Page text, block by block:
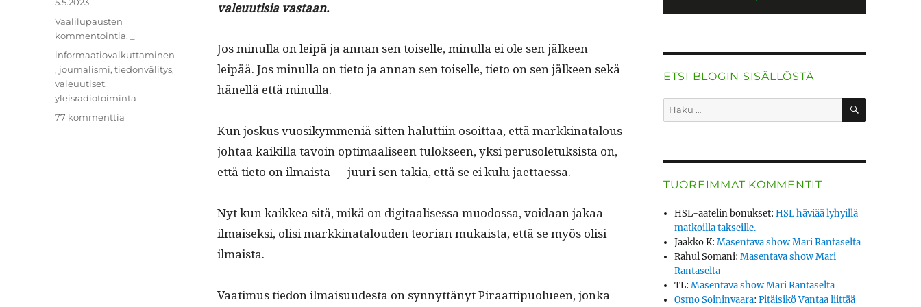
valeuutisia vastaan.
Jos min­ul­la on leipä ja annan sen toiselle, min­ul­la ei ole sen jäl­keen
leipää. Jos min­ul­la on tieto ja annan sen toiselle, tieto on sen jäl­keen sekä
hänel­lä että minulla.
Kun joskus vuosikym­meniä sit­ten halut­ti­in osoit­taa, että markki­na­t­alous
johtaa kaikil­la tavoin opti­maaliseen tulok­seen, yksi peru­so­le­tuk­sista on,
että tieto on ilmaista — juuri sen takia, että se ei kulu jaettaessa.
Nyt kun kaikkea sitä, mikä on dig­i­taalises­sa muo­dos­sa, voidaan jakaa
ilmaisek­si, olisi markki­na­t­alouden teo­ri­an mukaista, että se myös olisi
ilmaista.
Vaa­timus tiedon ilmaisu­ud­es­ta on syn­nyt­tänyt Piraat­tipuolueen, jon­ka
Kategoriat
Vaalilupausten
kommentointia,
Avainsanat
informaatiovaikuttaminen
, journalismi,tiedonvälitys,
valeuutiset,
yleisradiotoiminta
77 kommenttia
ETSI BLOGIN SISÄLLÖSTÄ
Etsi: HAKU
TUOREIMMAT KOMMENTIT
HSL-aatelin bonukset:HSL häviää lyhyillä
matkoilla takseille.
Jaakko K:Masentava show Mari Rantaselta
Rahul Somani:Masentava show Mari
Rantaselta
TL:Masentava show Mari Rantaselta
Osmo Soininvaara:Pitäisikö Vantaa liittää